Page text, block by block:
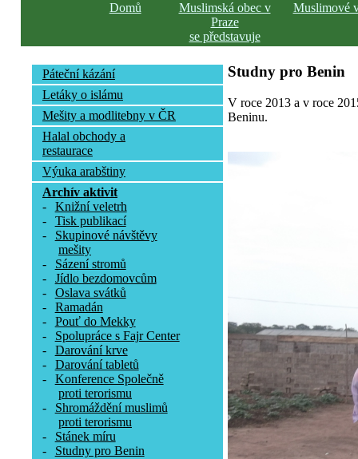
Domů
Muslimská obec v
Praze
se představuje
Muslimové
Páteční kázání
Letáky o islámu
Mešity a modlitebny v ČR
Halal obchody a
restaurace
Výuka arabštiny
Archív aktivit
-
Knižní veletrh
-
Tisk publikací
-
Skupinové návštěvy
mešity
-
Sázení stromů
-
Jídlo bezdomovcům
-
Oslava svátků
-
Ramadán
-
Pouť do Mekky
-
Spolupráce s Fajr Center
-
Darování krve
-
Darování tabletů
-
Konference Společně
proti terorismu
-
Shromáždění muslimů
proti terorismu
-
Stánek míru
-
Studny pro Benin
Studny pro Benin
V roce 2013 a v roce
Beninu.